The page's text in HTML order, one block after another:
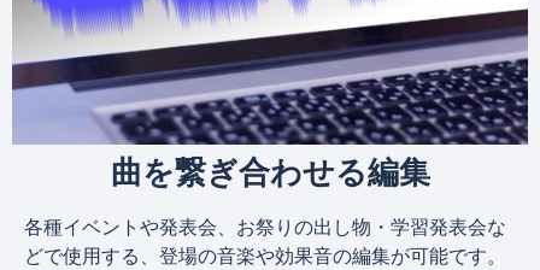
曲を繋ぎ合わせる編集
各種イベントや発表会、お祭りの出し物・学習発表会な
どで使用する、登場の音楽や効果音の編集が可能です。